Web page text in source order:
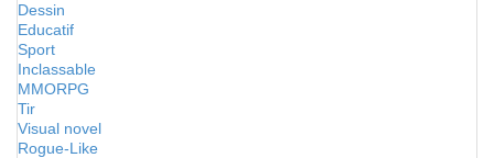
Dessin
Educatif
Sport
Inclassable
MMORPG
Tir
Visual novel
Rogue-Like